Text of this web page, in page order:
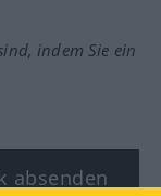
indem Sie ein
absenden